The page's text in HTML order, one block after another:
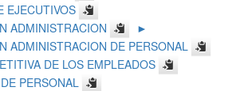
EJECUTIVOS
ADMINISTRACION
►
ADMINISTRACION DE PERSONAL
DE LOS EMPLEADOS
PERSONAL